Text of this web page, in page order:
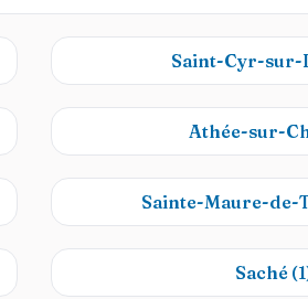
Saint-Cyr-sur-
Athée-sur-
Sainte-Maure-de-
Saché